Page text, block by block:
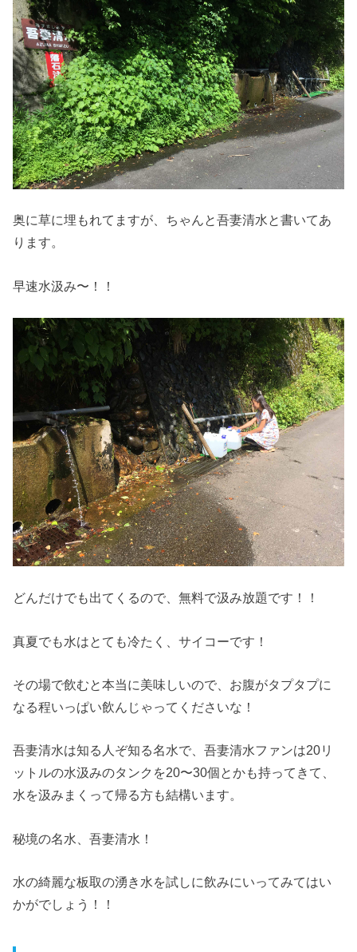
奥に草に埋もれてますが、ちゃんと吾妻清水と書いてあ
ります。
早速水汲み〜！！
どんだけでも出てくるので、無料で汲み放題です！！
真夏でも水はとても冷たく、サイコーです！
その場で飲むと本当に美味しいので、お腹がタプタプに
なる程いっぱい飲んじゃってくださいな！
吾妻清水は知る人ぞ知る名水で、吾妻清水ファンは20リ
ットルの水汲みのタンクを20〜30個とかも持ってきて、
水を汲みまくって帰る方も結構います。
秘境の名水、吾妻清水！
水の綺麗な板取の湧き水を試しに飲みにいってみてはい
かがでしょう！！